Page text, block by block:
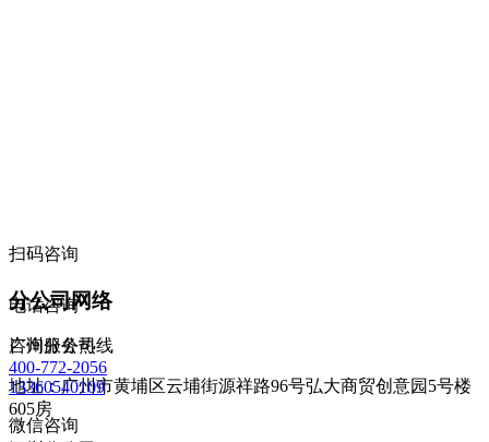
扫码咨询
分公司网络
广州分公司
地址：广州市黄埔区云埔街源祥路96号弘大商贸创意园5号楼
605房
电话咨询
咨询服务热线
400-772-2056
13360540109
微信咨询